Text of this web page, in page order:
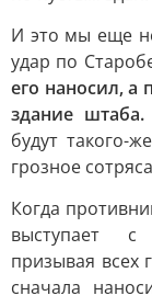
И это мы еще
удар по
его наносил, а
здание штаба.
будут такого-
грозное
Когда
выступает с
призывая всех
сначала